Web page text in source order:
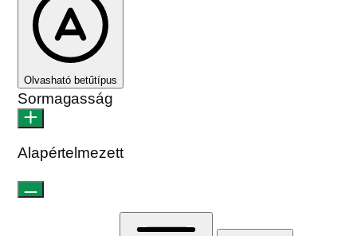
Olvasható betűtípus
Sormagasság
Alapértelmezett